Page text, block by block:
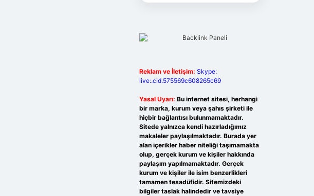
Reklam ve İletişim: Skype:
live:.cid.575569c608265c69
Yasal Uyarı: Bu internet sitesi, herhangi
bir marka, kurum veya şahıs şirketi ile
hiçbir bağlantısı bulunmamaktadır.
Sitede yalnızca kendi hazırladığımız
makaleler paylaşılmaktadır. Burada yer
alan içerikler haber niteliği taşımamakta
olup, gerçek kurum ve kişiler hakkında
paylaşım yapılmamaktadır. Gerçek
kurum ve kişiler ile isim benzerlikleri
tamamen tesadüfidir. Sitemizdeki
bilgiler taslak halindedir ve tavsiye